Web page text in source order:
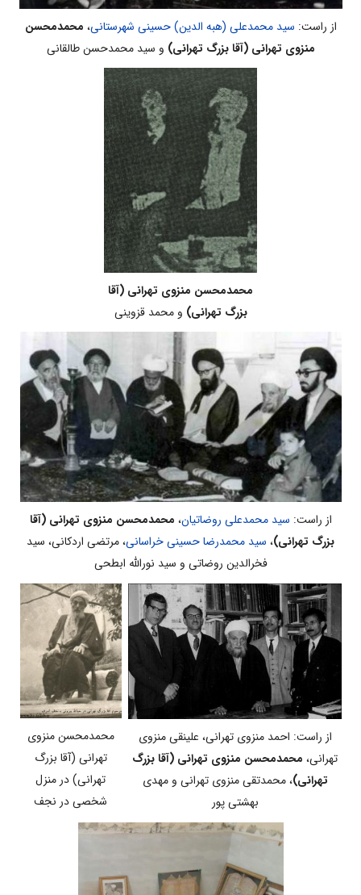
از راست: سید محمدعلی (هبه الدین) حسینی شهرستانی، محمدمحسن
منزوی تهرانی (آقا بزرگ تهرانی) و سید محمدحسن طالقانی
محمدمحسن منزوی تهرانی (آقا
بزرگ تهرانی) و محمد قزوینی
از راست: سید محمدعلی روضاتیان، محمدمحسن منزوی تهرانی (آقا
بزرگ تهرانی)، سید محمدرضا حسینی خراسانی، مرتضی اردکانی، سید
فخرالدین روضاتی و سید نورالله ابطحی
از راست: احمد منزوی تهرانی، علینقی منزوی
تهرانی، محمدمحسن منزوی تهرانی (آقا بزرگ
تهرانی)، محمدتقی منزوی تهرانی و مهدی
بهشتی پور
محمدمحسن منزوی
تهرانی (آقا بزرگ
تهرانی) در منزل
شخصی در نجف